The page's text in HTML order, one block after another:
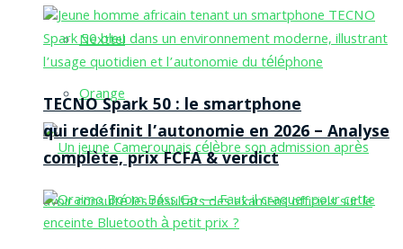
Nexttel
Orange
TECNO Spark 50 : le smartphone
qui redéfinit l’autonomie en 2026 – Analyse
complète, prix FCFA & verdict